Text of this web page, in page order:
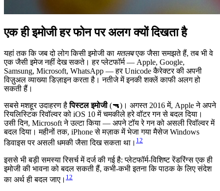
एक ही इमोजी हर फोन पर अलग क्यों दिखता है
यहां तक कि जब दो लोग किसी इमोजी का मतलबएक जैसा समझते हैं, तब भी वे
एक जैसी इमेज नहीं देख सकते। हर प्लेटफॉर्म — Apple, Google,
Samsung, Microsoft, WhatsApp — हर Unicode कैरेक्टर की अपनी
विज़ुअल व्याख्या डिज़ाइन करता है। नतीजे में इनकी शक्लें काफी अलग हो
सकती हैं।
सबसे मशहूर उदाहरण हैपिस्टल इमोजी(🔫)। अगस्त 2016 में, Apple ने अपने
रियलिस्टिक रिवॉल्वर को iOS 10 में चमकीले हरे वॉटर गन से बदल दिया।
उसी दिन, Microsoft ने उल्टा किया — अपने टॉय रे गन को असली रिवॉल्वर में
बदल दिया। महीनों तक, iPhone से मज़ाक में भेजा गया मैसेज Windows
डिवाइस पर असली धमकी जैसा दिख सकता था। 12
इससे भी बड़ी समस्या रिसर्च में दर्ज की गई है: प्लेटफॉर्म-विशिष्ट रेंडरिंग्स एक ही
इमोजी की भावना को बदल सकती हैं, कभी-कभी इतना कि पाठक के लिए संदेश
का अर्थ ही बदल जाए। 12